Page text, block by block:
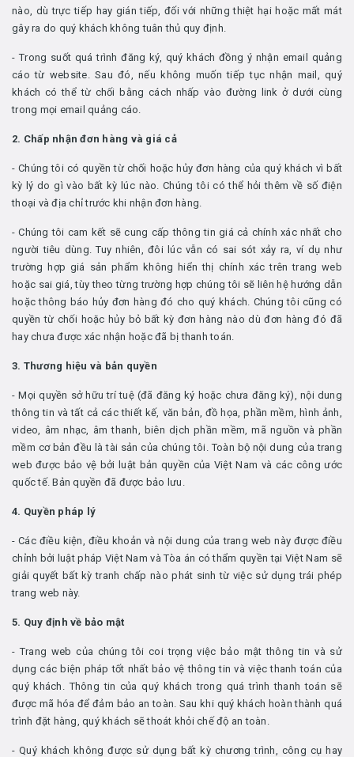
nào, dù trực tiếp hay gián tiếp, đối với những thiệt hại hoặc mất mát
gây ra do quý khách không tuân thủ quy định.
- Trong suốt quá trình đăng ký, quý khách đồng ý nhận email quảng
cáo từ website. Sau đó, nếu không muốn tiếp tục nhận mail, quý
khách có thể từ chối bằng cách nhấp vào đường link ở dưới cùng
trong mọi email quảng cáo.
2. Chấp nhận đơn hàng và giá cả
- Chúng tôi có quyền từ chối hoặc hủy đơn hàng của quý khách vì bất
kỳ lý do gì vào bất kỳ lúc nào. Chúng tôi có thể hỏi thêm về số điện
thoại và địa chỉ trước khi nhận đơn hàng.
- Chúng tôi cam kết sẽ cung cấp thông tin giá cả chính xác nhất cho
người tiêu dùng. Tuy nhiên, đôi lúc vẫn có sai sót xảy ra, ví dụ như
trường hợp giá sản phẩm không hiển thị chính xác trên trang web
hoặc sai giá, tùy theo từng trường hợp chúng tôi sẽ liên hệ hướng dẫn
hoặc thông báo hủy đơn hàng đó cho quý khách. Chúng tôi cũng có
quyền từ chối hoặc hủy bỏ bất kỳ đơn hàng nào dù đơn hàng đó đã
hay chưa được xác nhận hoặc đã bị thanh toán.
3. Thương hiệu và bản quyền
- Mọi quyền sở hữu trí tuệ (đã đăng ký hoặc chưa đăng ký), nội dung
thông tin và tất cả các thiết kế, văn bản, đồ họa, phần mềm, hình ảnh,
video, âm nhạc, âm thanh, biên dịch phần mềm, mã nguồn và phần
mềm cơ bản đều là tài sản của chúng tôi. Toàn bộ nội dung của trang
web được bảo vệ bởi luật bản quyền của Việt Nam và các công ước
quốc tế. Bản quyền đã được bảo lưu.
4. Quyền pháp lý
- Các điều kiện, điều khoản và nội dung của trang web này được điều
chỉnh bởi luật pháp Việt Nam và Tòa án có thẩm quyền tại Việt Nam sẽ
giải quyết bất kỳ tranh chấp nào phát sinh từ việc sử dụng trái phép
trang web này.
5. Quy định về bảo mật
- Trang web của chúng tôi coi trọng việc bảo mật thông tin và sử
dụng các biện pháp tốt nhất bảo vệ thông tin và việc thanh toán của
quý khách. Thông tin của quý khách trong quá trình thanh toán sẽ
được mã hóa để đảm bảo an toàn. Sau khi quý khách hoàn thành quá
trình đặt hàng, quý khách sẽ thoát khỏi chế độ an toàn.
- Quý khách không được sử dụng bất kỳ chương trình, công cụ hay